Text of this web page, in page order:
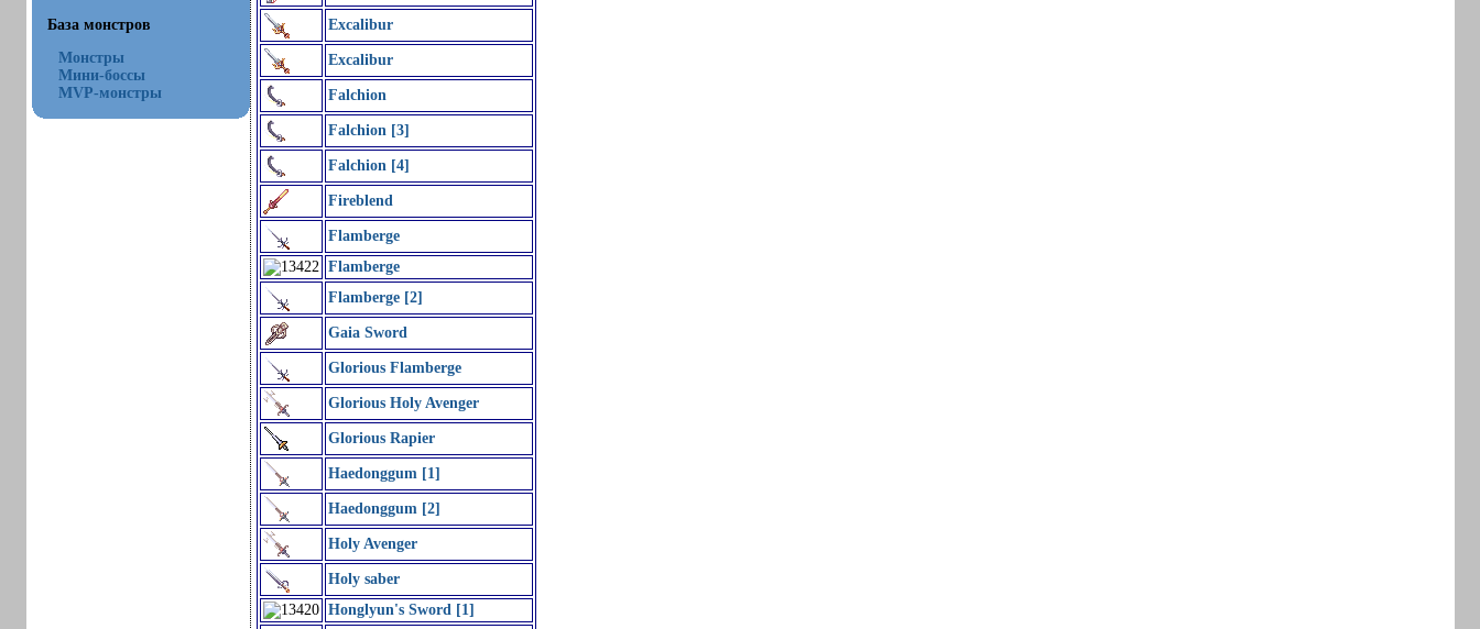
База монстров
Монстры
Мини-боссы
MVP-монстры
Excalibur
Excalibur
Falchion
Falchion [3]
Falchion [4]
Fireblend
Flamberge
Flamberge
Flamberge [2]
Gaia Sword
Glorious Flamberge
Glorious Holy Avenger
Glorious Rapier
Haedonggum [1]
Haedonggum [2]
Holy Avenger
Holy saber
Honglyun's Sword [1]